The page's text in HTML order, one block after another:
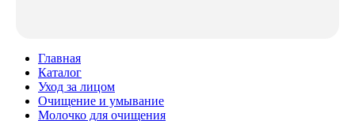
Главная
Каталог
Уход за лицом
Очищение и умывание
Молочко для очищения